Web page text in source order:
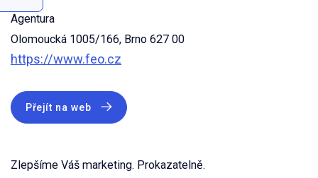
Agentura
Olomoucká 1005/166, Brno 627 00
https://www.feo.cz
Přejít na web
Zlepšíme Váš marketing. Prokazatelně.